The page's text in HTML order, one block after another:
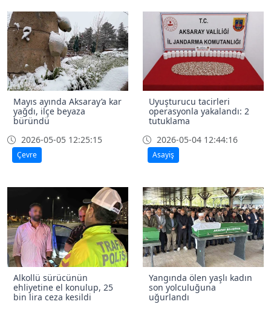
Mayıs ayında Aksaray’a kar
yağdı, ilçe beyaza
büründü
2026-05-05 12:25:15
Çevre
Uyuşturucu tacirleri
operasyonla yakalandı: 2
tutuklama
2026-05-04 12:44:16
Asayiş
Alkollü sürücünün
ehliyetine el konulup, 25
bin lira ceza kesildi
Yangında ölen yaşlı kadın
son yolculuğuna
uğurlandı